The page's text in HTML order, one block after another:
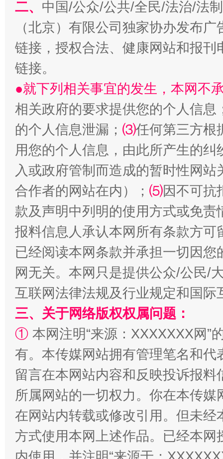
“刷贴”乱象丛生
生
解纷+调解+退费，一次搞定
二、 中国/公众/公共/全民/法治/法
（北京）有限公司独家协办发布
链接，授权合法、健康网站和报
链接。
●就下列相关事宜的发生，本网不
相关政府的要求提供您的个人信息
的个人信息泄漏； ⑶任何第三方根
用您的个人信息，由此所产生的纠
入或政府管制而造成的暂时性网
合作者的网站在内）； ⑸因不可抗
款及声明中列明的使用方式或免责
报料信息人承认本网所有条款方
已经阅读本网条款并承担一切因
网无关。本网只是提供公众/公民/
互联网法律法规及行业规定和国
三、关于网络版权权属问题：
① 本网注明“来源：XXXXXXX网”
有。本传媒网站拥有管理笔名和
留言在本网站内容和反映投诉报
所属网站的一切权力。你在本传
在网站内转载或修改引用。但未
方式使用本网上述作品。已经本